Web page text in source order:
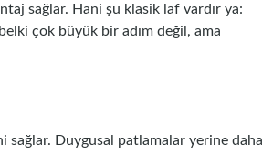
sağlar. Hani şu klasik laf vardır ya:
çok büyük bir adım değil, ama
sağlar. Duygusal patlamalar yerine daha